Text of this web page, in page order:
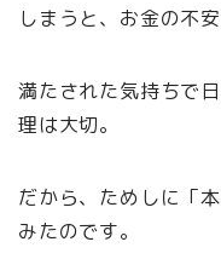
しまうと、お金の不
満たされた気持ちで
理は大切。
だから、ためしに「
みたのです。